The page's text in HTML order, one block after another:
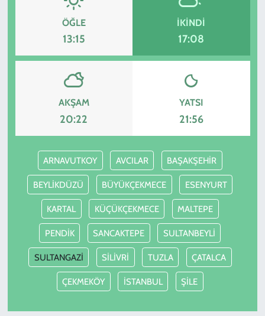
ÖĞLE
13:15
İKINDI
17:08
AKŞAM
20:22
YATSI
21:56
ARNAVUTKOY AVCILAR BAŞAKŞEHİR
BEYLİKDÜZÜ BÜYÜKÇEKMECE ESENYURT
KARTAL KÜÇÜKÇEKMECE MALTEPE
PENDİK SANCAKTEPE SULTANBEYLİ
SULTANGAZİ SİLİVRİ TUZLA ÇATALCA
ÇEKMEKÖY İSTANBUL ŞİLE